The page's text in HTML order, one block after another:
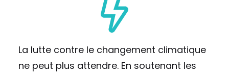
La lutte contre le changement climatique
ne peut plus attendre. En soutenant les